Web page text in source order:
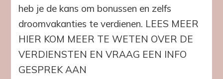
heb je de kans om bonussen en zelfs
droomvakanties te verdienen. LEES MEER
HIER KOM MEER TE WETEN OVER DE
VERDIENSTEN EN VRAAG EEN INFO
GESPREK AAN